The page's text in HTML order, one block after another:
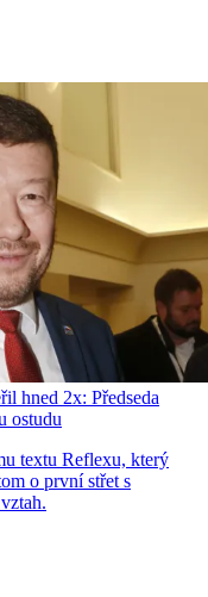
hned 2x: Předseda
ostudu
textu Reflexu, který
o první střet s